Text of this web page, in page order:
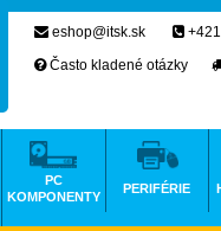
eshop@itsk.sk
Často kladené otázky
PC
KOMPONENTY
PERIFÉRIE